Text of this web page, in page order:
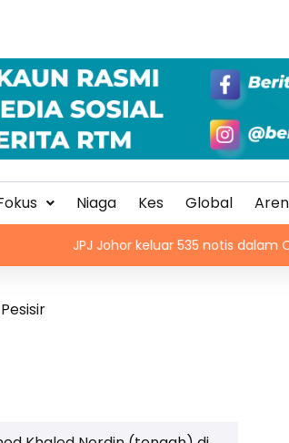
Niaga Kes Global
JPJ Johor keluar 535 notis dalam Op Khas